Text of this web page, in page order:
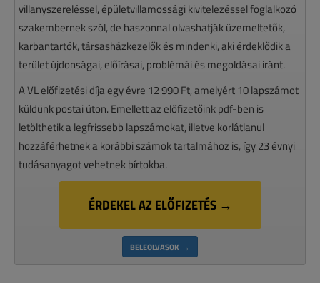
villanyszereléssel, épületvillamossági kivitelezéssel foglalkozó
szakembernek szól, de haszonnal olvashatják üzemeltetők,
karbantartók, társasházkezelők és mindenki, aki érdeklődik a
terület újdonságai, előírásai, problémái és megoldásai iránt.
A VL előfizetési díja egy évre 12 990 Ft, amelyért 10 lapszámot
küldünk postai úton. Emellett az előfizetőink pdf-ben is
letölthetik a legfrissebb lapszámokat, illetve korlátlanul
hozzáférhetnek a korábbi számok tartalmához is, így 23 évnyi
tudásanyagot vehetnek bírtokba.
ÉRDEKEL AZ ELŐFIZETÉS →
BELEOLVASOK →